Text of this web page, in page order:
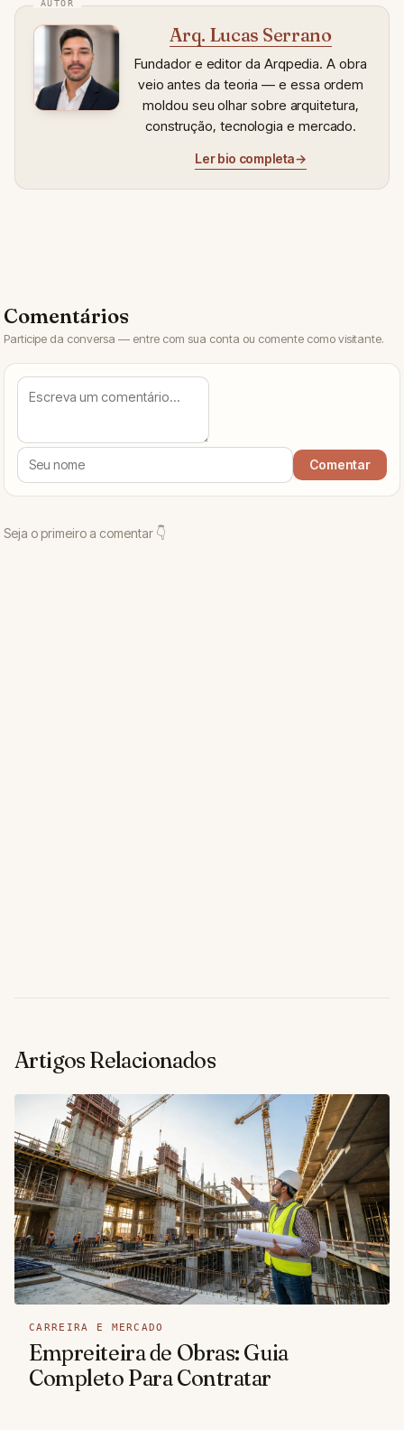
Arq. Lucas Serrano
Fundador e editor da Arqpedia. A obra
veio antes da teoria — e essa ordem
moldou seu olhar sobre arquitetura,
construção, tecnologia e mercado.
Ler bio completa→
Artigos Relacionados
CARREIRA E MERCADO
Empreiteira de Obras: Guia
Completo Para Contratar